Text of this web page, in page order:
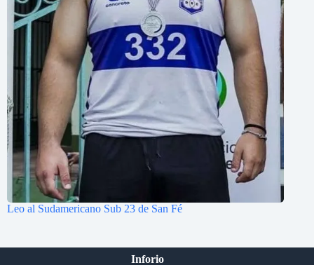
Leo al Sudamericano Sub 23 de San Fé
Inforio